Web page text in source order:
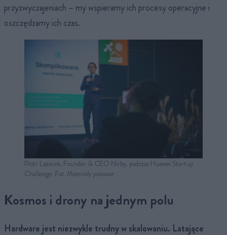
przyzwyczajeniach – my wspieramy ich procesy operacyjne i
oszczędzamy ich czas.
Piotr Lazarek, Founder & CEO Nirby, podczas Huawei Startup
Challenge. Fot. Materiały prasowe
Kosmos i drony na jednym polu
Hardware jest niezwykle trudny w skalowaniu. Latające